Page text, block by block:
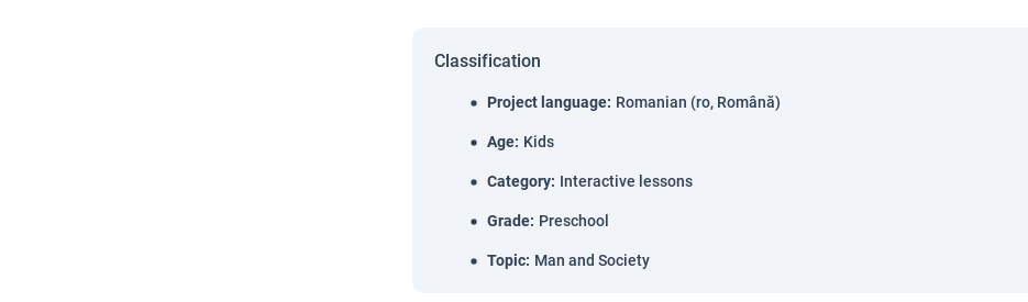
Classification
Project language: Romanian (ro, Română)
Age: Kids
Category: Interactive lessons
Grade: Preschool
Topic: Man and Society